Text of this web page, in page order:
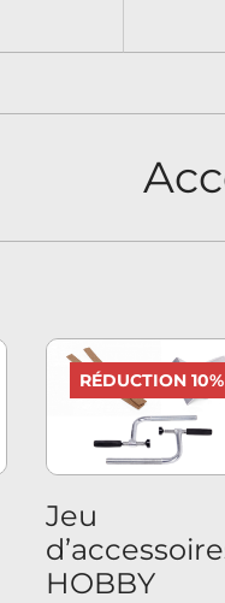
RÉDUCTION 10%
Jeu
HOBBY